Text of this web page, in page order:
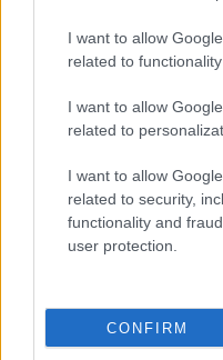
I want to allow
related to
I want to allow
related to
I want to allow
related to security,
functionality and
user protection.
CONFIRM
Er du sikker på at
– Ja, det er jeg ganske
Saken fortsetter under
i fjor. Foto: Jon